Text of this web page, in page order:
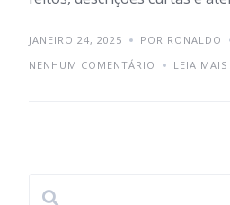
JANEIRO 24, 2025
POR RONALDO
NENHUM COMENTÁRIO
LEIA MAIS